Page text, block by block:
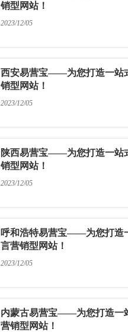
销型网站！
2023/12/05
西安易营宝——为您打造一站
销型网站！
2023/12/05
陕西易营宝——为您打造一站
销型网站！
2023/12/05
呼和浩特易营宝——为您打造
言营销型网站！
2023/12/05
内蒙古易营宝——为您打造一
营销型网站！